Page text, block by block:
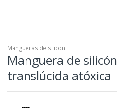
Mangueras de silicon
Manguera de
translúcida atóxica